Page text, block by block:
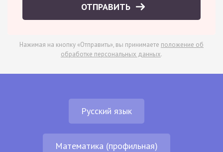
ОТПРАВИТЬ
Нажимая на кнопку «Отправить», вы принимаете положение об
обработке персональных данных.
Русский язык
Математика (профильная)